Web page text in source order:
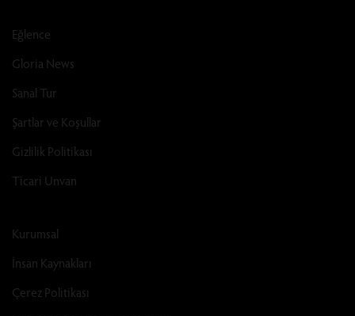
Eğlence
Gloria News
Sanal Tur
Şartlar ve Koşullar
Gizlilik Politikası
Ticari Unvan
Kurumsal
İnsan Kaynakları
Çerez Politikası